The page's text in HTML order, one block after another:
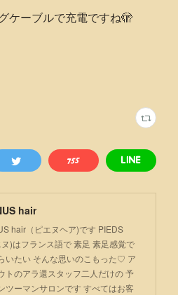
ケーブルで充電ですね🫣
hair
hair（ピエヌヘア)です PIEDS
)はフランス語で 素足 素足感覚で
いたい そんな思いのこもった♡ ア
トのアラ還スタッフ二人だけの 予
ツーマンサロンです すべてはお客